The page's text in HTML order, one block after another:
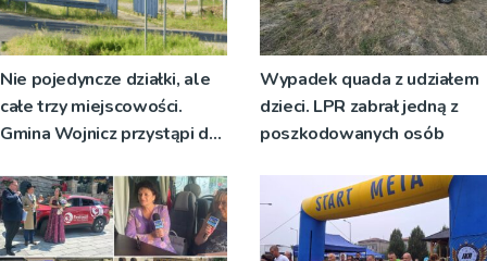
Nie pojedyncze działki, ale
całe trzy miejscowości.
Gmina Wojnicz przystąpi do
planistycznych
Wypadek quada z udziałem
dzieci. LPR zabrał jedną z
poszkodowanych osób